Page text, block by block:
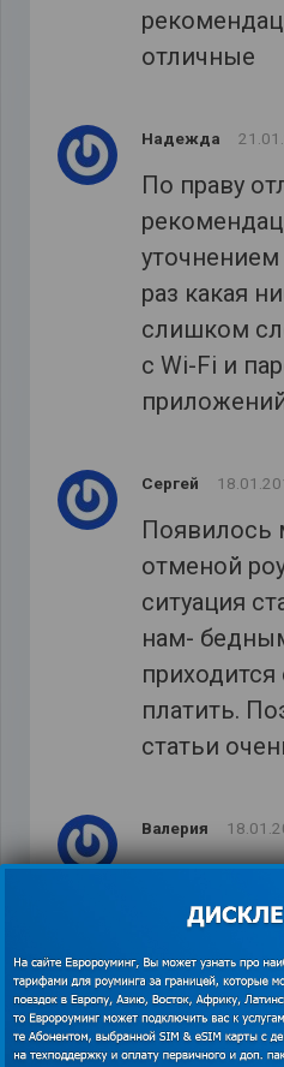
отличные
Надежда
По праву
раз какая
слишком
с Wi-Fi и
Сергей
Появилось
отменой
ситуация
нам-
платить.
статьи
Валерия
Глобалсим
палочка
от 5
Оранж, но